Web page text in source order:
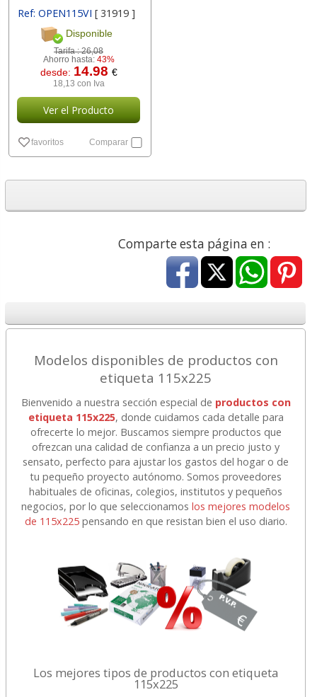
Ref: OPEN115VI[ 31919 ]
Disponible
Tarifa :26,08
Ahorro hasta: 43%
desde: 14.98 €
18,13 con Iva
Ver el Producto
favoritos Comparar
Comparte esta página en :
Modelos disponibles de productos con
etiqueta 115x225
Bienvenido a nuestra sección especial de productos con
etiqueta 115x225, donde cuidamos cada detalle para
ofrecerte lo mejor. Buscamos siempre productos que
ofrezcan una calidad de confianza a un precio justo y
sensato, perfecto para ajustar los gastos del hogar o de
tu pequeño proyecto autónomo. Somos proveedores
habituales de oficinas, colegios, institutos y pequeños
negocios, por lo que seleccionamoslos mejores modelos
de 115x225pensando en que resistan bien el uso diario.
Los mejores tipos de productos con etiqueta
115x225